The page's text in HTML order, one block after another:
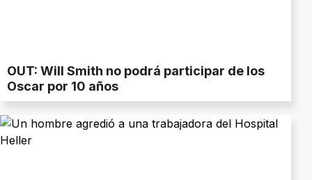
OUT: Will Smith no podrá participar de los
Oscar por 10 años